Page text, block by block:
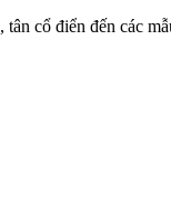
, tân cổ điển đến các